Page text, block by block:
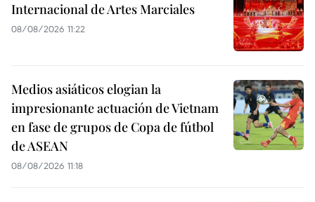
Internacional de Artes Marciales
08/08/2026 11:22
Medios asiáticos elogian la
impresionante actuación de Vietnam
en fase de grupos de Copa de fútbol
de ASEAN
08/08/2026 11:18